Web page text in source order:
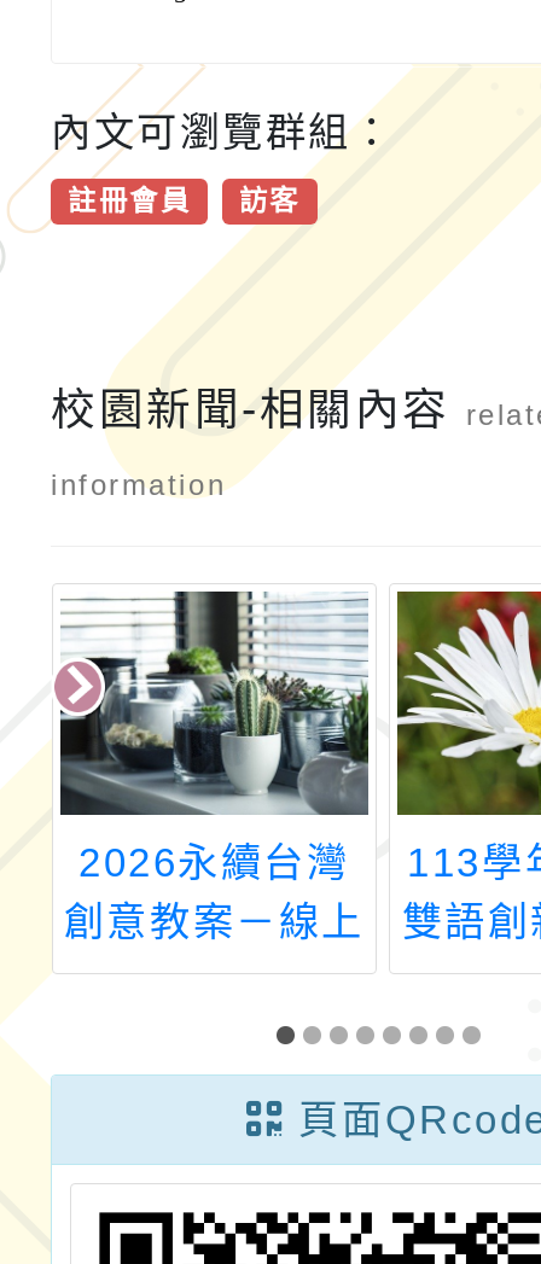
內文可瀏覽群組：
註冊會員 訪客
校園新聞-相關內容
information
2026永續台灣
創意教案－線上
教案分享會
113學
雙語
合觀
實
頁面